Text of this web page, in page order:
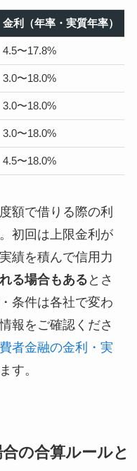
金利（年率・実質年率）
4.5〜17.8%
3.0〜18.0%
3.0〜18.0%
3.0〜18.0%
4.5〜18.0%
額で借りる際の利
初回は上限金利が
績を積んで信用力
る場合もある とさ
条件は各社で変わ
報をご確認くださ
者金融の金利・実
す。
の合算ルールと